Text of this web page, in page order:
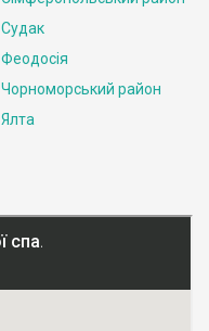
Судак
Феодосія
Чорноморський район
Ялта